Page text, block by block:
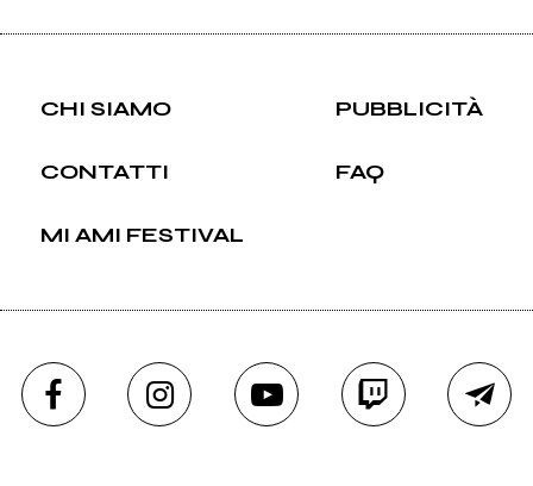
CHI SIAMO PUBBLICITÀ
CONTATTI FAQ
MI AMI FESTIVAL